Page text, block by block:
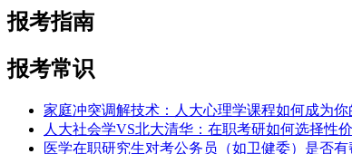
报考指南
报考常识
家庭冲突调解技术：人大心理学课程如何成为你
人大社会学VS北大清华：在职考研如何选择性
医学在职研究生对考公务员（如卫健委）是否有